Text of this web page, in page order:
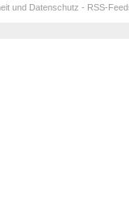
und Datenschutz - RSS-